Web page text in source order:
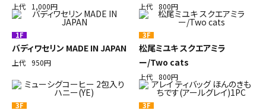
上代 1,000円 上代 800円
1F
バディワセリン MADE IN JAPAN
上代 950円
3F
松尾ミユキ スクエアミラ
ー/Two cats
上代 800円
3F 3F